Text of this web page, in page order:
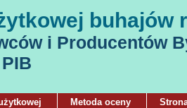
buhajów
i Producentów
Metoda oceny